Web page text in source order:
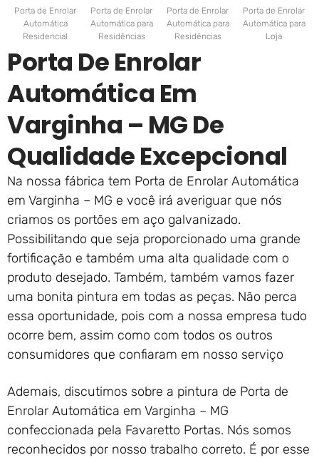
Porta de Enrolar
Automática
Residencial
Porta de Enrolar
Automática para
Residências
Porta de Enrolar
Automática para
Residências
Porta de Enrolar
Automática para
Loja
Porta De Enrolar
Automática Em
Varginha – MG De
Qualidade Excepcional
Na nossa fábrica tem Porta de Enrolar Automática
em Varginha – MG e você irá averiguar que nós
criamos os portões em aço galvanizado.
Possibilitando que seja proporcionado uma grande
fortificação e também uma alta qualidade com o
produto desejado. Também, também vamos fazer
uma bonita pintura em todas as peças. Não perca
essa oportunidade, pois com a nossa empresa tudo
ocorre bem, assim como com todos os outros
consumidores que confiaram em nosso serviço
Ademais, discutimos sobre a pintura de Porta de
Enrolar Automática em Varginha – MG
confeccionada pela Favaretto Portas. Nós somos
reconhecidos por nosso trabalho correto. É por esse